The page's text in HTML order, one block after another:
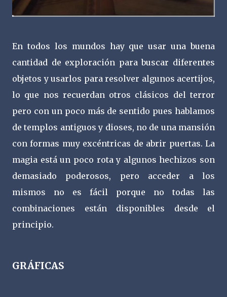
En todos los mundos hay que usar una buena
cantidad de exploración para buscar diferentes
objetos y usarlos para resolver algunos acertijos,
lo que nos recuerdan otros clásicos del terror
pero con un poco más de sentido pues hablamos
de templos antiguos y dioses, no de una mansión
con formas muy excéntricas de abrir puertas. La
magia está un poco rota y algunos hechizos son
demasiado poderosos, pero acceder a los
mismos no es fácil porque no todas las
combinaciones están disponibles desde el
principio.
GRÁFICAS